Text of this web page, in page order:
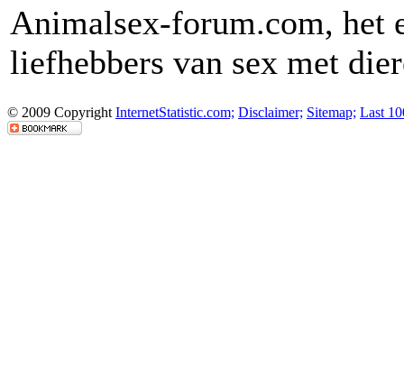
Animalsex-forum.com, het
liefhebbers van sex met
© 2009 Copyright InternetStatistic.com; Disclaimer; Sitemap; Last